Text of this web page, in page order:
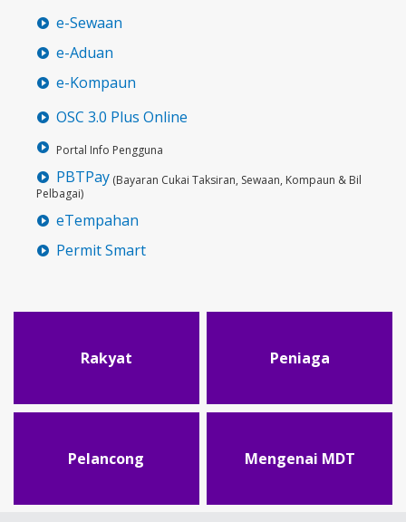
e-Sewaan
e-Aduan
e-Kompaun
OSC 3.0 Plus Online
Portal Info Pengguna
PBTPay (Bayaran Cukai Taksiran, Sewaan, Kompaun & Bil
Pelbagai)
eTempahan
Permit Smart
Rakyat Peniaga
Pelancong Mengenai MDT